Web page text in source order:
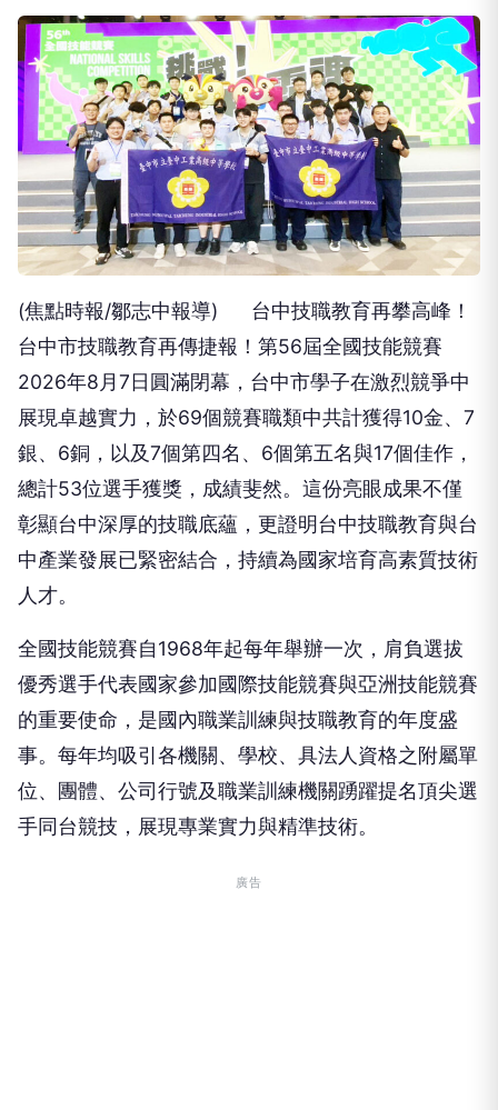
(焦點時報/鄒志中報導) 台中技職教育再攀高峰！
台中市技職教育再傳捷報！第56屆全國技能競賽
2026年8月7日圓滿閉幕，台中市學子在激烈競爭中
展現卓越實力，於69個競賽職類中共計獲得10金、7
銀、6銅，以及7個第四名、6個第五名與17個佳作，
總計53位選手獲獎，成績斐然。這份亮眼成果不僅
彰顯台中深厚的技職底蘊，更證明台中技職教育與台
中產業發展已緊密結合，持續為國家培育高素質技術
人才。
全國技能競賽自1968年起每年舉辦一次，肩負選拔
優秀選手代表國家參加國際技能競賽與亞洲技能競賽
的重要使命，是國內職業訓練與技職教育的年度盛
事。每年均吸引各機關、學校、具法人資格之附屬單
位、團體、公司行號及職業訓練機關踴躍提名頂尖選
手同台競技，展現專業實力與精準技術。